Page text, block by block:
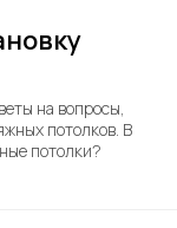
на вопросы,
потолков. В
потолки?